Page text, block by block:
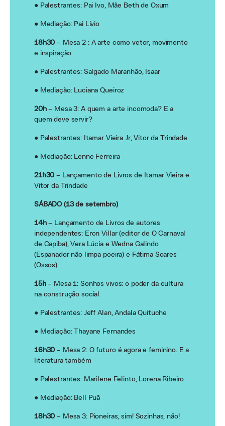
● Palestrantes: Pai Ivo, Mãe Beth de Oxum
● Mediação: Pai Lívio
18h30 – Mesa 2 : A arte como vetor, movimento
e inspiração
● Palestrantes: Salgado Maranhão, Isaar
● Mediação: Luciana Queiroz
20h– Mesa 3: A quem a arte incomoda? E a
quem deve servir?
● Palestrantes: Itamar Vieira Jr, Vitor da Trindade
● Mediação: Lenne Ferreira
21h30 – Lançamento de Livros de Itamar Vieira e
Vitor da Trindade
SÁBADO (13 de setembro)
14h– Lançamento de Livros de autores
independentes: Eron Villar (editor de O Carnaval
de Capiba), Vera Lúcia e Wedna Galindo
(Espanador não limpa poeira) e Fátima Soares
(Ossos)
15h– Mesa 1: Sonhos vivos: o poder da cultura
na construção social
● Palestrantes: Jeff Alan, Andala Quituche
● Mediação: Thayane Fernandes
16h30 – Mesa 2: O futuro é agora e feminino. E a
literatura também
● Palestrantes: Marilene Felinto, Lorena Ribeiro
● Mediação: Bell Puã
18h30 – Mesa 3: Pioneiras, sim! Sozinhas, não!